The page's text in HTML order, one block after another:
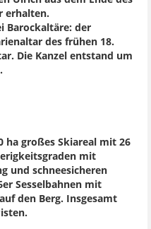
erhalten.
Barockaltäre: der
des frühen 18.
Die Kanzel entstand um
ha großes Skiareal mit 26
mit
und schneesicheren
Sesselbahnen mit
den Berg. Insgesamt